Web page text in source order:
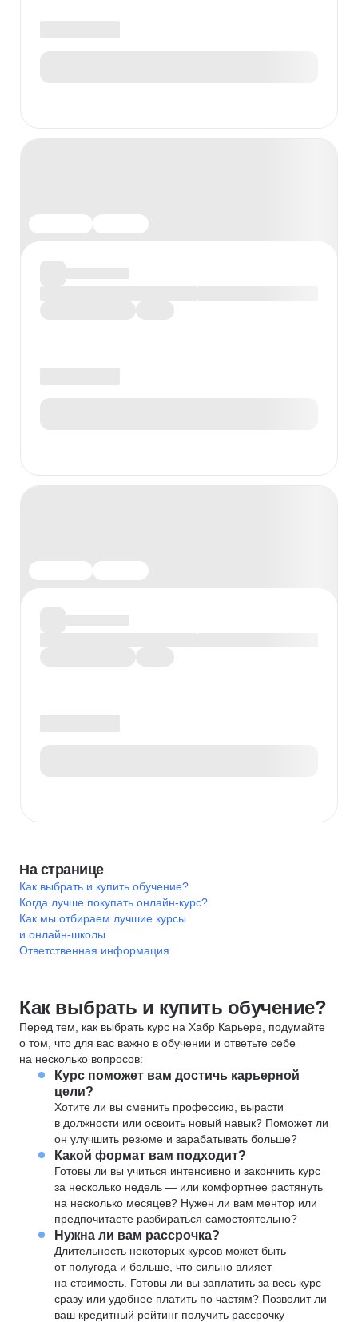
На странице
Как выбрать и купить обучение?
Когда лучше покупать онлайн-курс?
Как мы отбираем лучшие курсы
и онлайн-школы
Ответственная информация
Как выбрать и купить обучение?
Перед тем, как выбрать курс на Хабр Карьере, подумайте
о том, что для вас важно в обучении и ответьте себе
на несколько вопросов:
Курс поможет вам достичь карьерной
цели?
Хотите ли вы сменить профессию, вырасти
в должности или освоить новый навык? Поможет ли
он улучшить резюме и зарабатывать больше?
Какой формат вам подходит?
Готовы ли вы учиться интенсивно и закончить курс
за несколько недель — или комфортнее растянуть
на несколько месяцев? Нужен ли вам ментор или
предпочитаете разбираться самостоятельно?
Нужна ли вам рассрочка?
Длительность некоторых курсов может быть
от полугода и больше, что сильно влияет
на стоимость. Готовы ли вы заплатить за весь курс
сразу или удобнее платить по частям? Позволит ли
ваш кредитный рейтинг получить рассрочку